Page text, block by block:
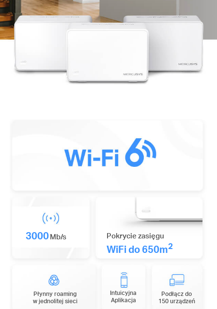
3000Mb/s Pokrycie zasięgu
WiFi do 650m2
Płynny roaming
w jednolitej sieci
Intuicyjna
Aplikacja
Podłącz do
150 urządzeń